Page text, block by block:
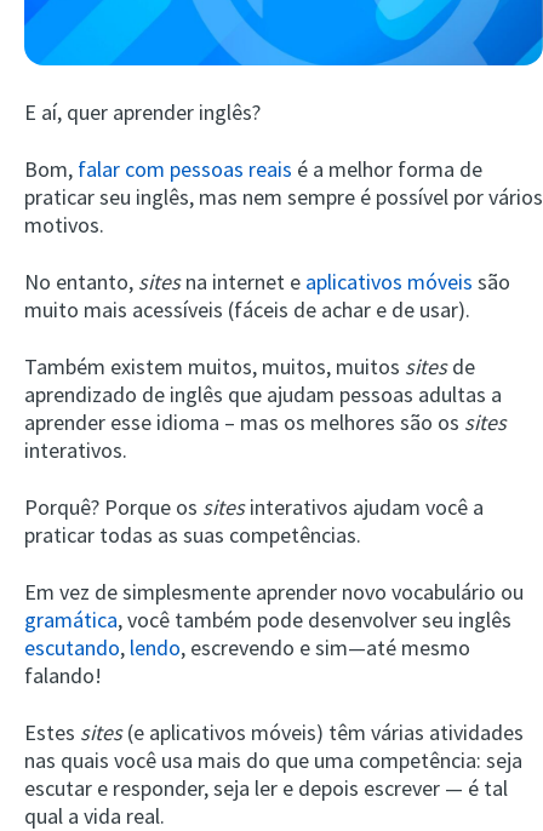
Try
E aí, quer aprender inglês?
Bom, falar com pessoas reais é a melhor forma de
praticar seu inglês, mas nem sempre é possível por vários
motivos.
No entanto, sitesna internet e aplicativos móveis são
muito mais acessíveis (fáceis de achar e de usar).
Também existem muitos, muitos, muitos sitesde
aprendizado de inglês que ajudam pessoas adultas a
aprender esse idioma – mas os melhores são os sites
interativos.
Porquê? Porque os sitesinterativos ajudam você a
praticar todas as suas competências.
Em vez de simplesmente aprender novo vocabulário ou
gramática, você também pode desenvolver seu inglês
escutando, lendo, escrevendo e sim—até mesmo
falando!
Estes sites(e aplicativos móveis) têm várias atividades
nas quais você usa mais do que uma competência: seja
escutar e responder, seja ler e depois escrever — é tal
qual a vida real.